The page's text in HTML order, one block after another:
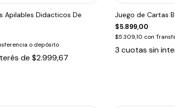
Apilables Didacticos De
o depósito
de $2.999,67
Juego de Cartas
$5.899,00
$5.309,10 con
3 cuotas sin